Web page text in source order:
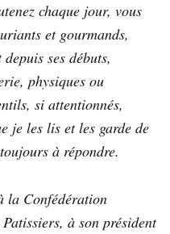
chaque jour, vous
et gourmands,
ses débuts,
physiques ou
si attentionnés,
je les lis et les garde de
à répondre.
la Confédération
à son président